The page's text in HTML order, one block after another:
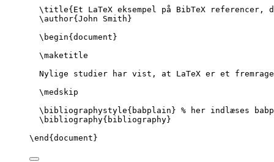
\title{Et LaTeX eksempel på BibTeX
\author{John Smith}
\begin{ document }
\maketitle
Nylige studier har vist, at LaTeX er et
\medskip
\bibliographystyle{babplain} % her indlæses
\bibliography{bibliography}
\end { document }